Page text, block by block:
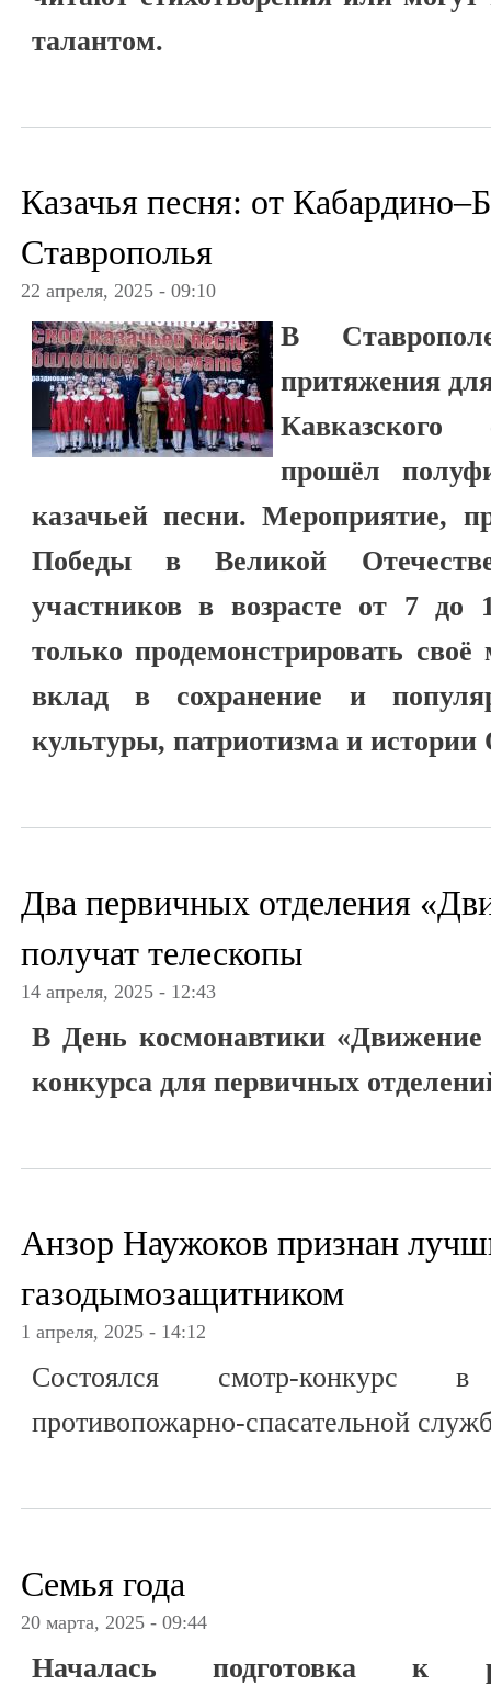
талантом.
Казачья песня: от
Ставрополья
22 апреля, 2025 - 09:10
В
притяжения
Кавказского
прошёл
казачьей песни. Мероприятие,
Победы в Великой
участников в возрасте от 7 до
только продемонстрировать
вклад в сохранение и
культуры, патриотизма и истории
Два первичных отделения
получат телескопы
14 апреля, 2025 - 12:43
В День космонавтики
конкурса для первичных
Анзор Наужоков признан
газодымозащитником
1 апреля, 2025 - 14:12
Состоялся смотр-конкурс в
противопожарно-спасательной
Семья года
20 марта, 2025 - 09:44
Началась подготовка к